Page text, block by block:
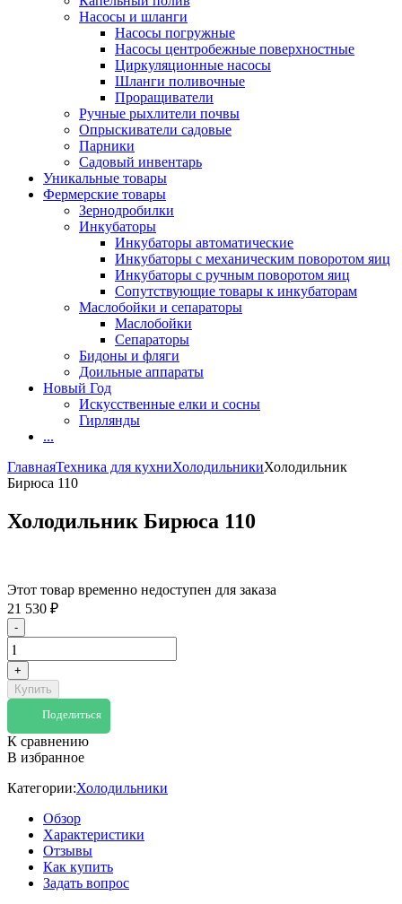
Насосы и шланги
Насосы погружные
Насосы центробежные поверхностные
Циркуляционные насосы
Шланги поливочные
Проращиватели
Ручные рыхлители почвы
Опрыскиватели садовые
Парники
Садовый инвентарь
Уникальные товары
Фермерские товары
Зернодробилки
Инкубаторы
Инкубаторы автоматические
Инкубаторы с механическим поворотом яиц
Инкубаторы с ручным поворотом яиц
Сопутствующие товары к инкубаторам
Маслобойки и сепараторы
Маслобойки
Сепараторы
Бидоны и фляги
Доильные аппараты
Новый Год
Искусственные елки и сосны
Гирлянды
...
ГлавнаяТехника для кухниХолодильникиХолодильник
Бирюса 110
Холодильник Бирюса 110
Этот товар временно недоступен для заказа
21 530 ₽
-
+
Купить
Поделиться
К сравнению
В избранное
Категории:Холодильники
Обзор
Характеристики
Отзывы
Как купить
Задать вопрос